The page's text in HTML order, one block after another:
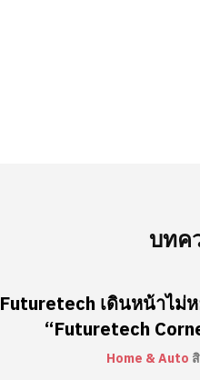
บทค
Futuretech เดินหน้าไม่
“Futuretech
Home & Auto